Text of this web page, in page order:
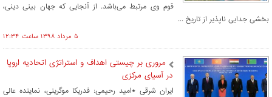
قوم وی مرتبط می‌باشد. از آنجایی که جهان بینی دینی،
بخشی جدایی ناپذیر از تاریخ ...
۵ مرداد ۱۳۹۸ ساعت ۱۲:۳۴
مروری بر چیستی اهداف و استراتژی اتحادیه اروپا
در آسیای مرکزی
ایران شرقی *امید رحیمی: فدریکا موگرینی، نماینده عالی